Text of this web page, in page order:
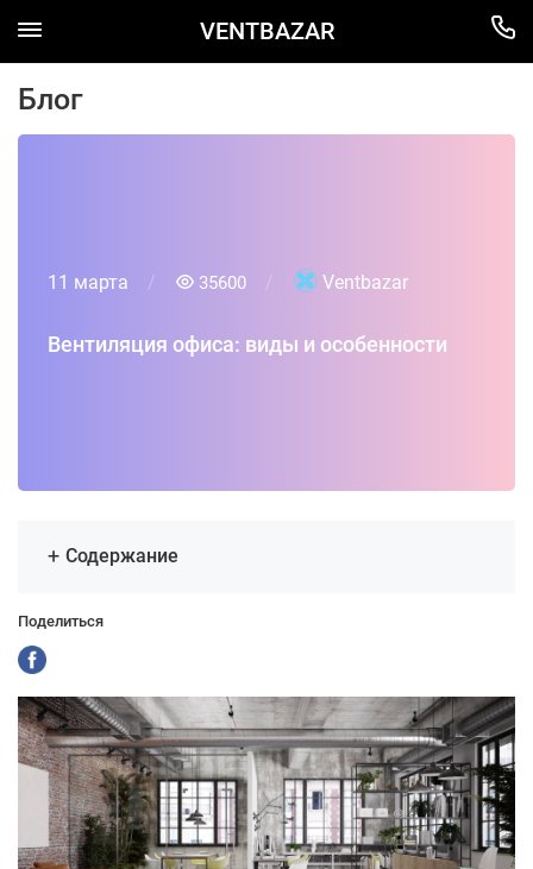
VENTBAZAR
Блог
11 марта 35600 Ventbazar
Вентиляция офиса: виды и особенности
Содержание
Поделиться